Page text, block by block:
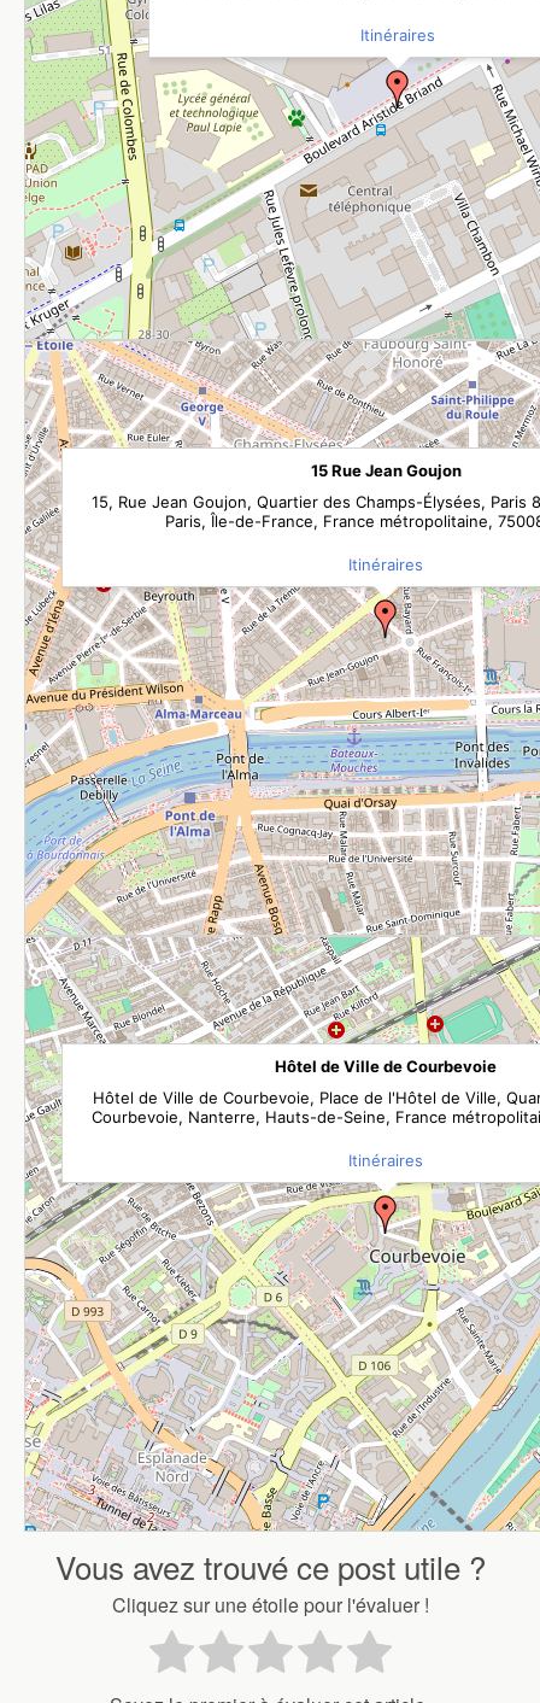
Itinéraires
15 Rue Jean Goujon
15, Rue Jean Goujon, Quartier des Champs-Élysées, Paris
Paris, Île-de-France, France métropolitaine,
Itinéraires
Hôtel de Ville de Courbevoie
Hôtel de Ville de Courbevoie, Place de l'Hôtel de Ville,
Courbevoie, Nanterre, Hauts-de-Seine, France
Itinéraires
Vous avez trouvé ce post utile ?
Cliquez sur une étoile pour l'évaluer !